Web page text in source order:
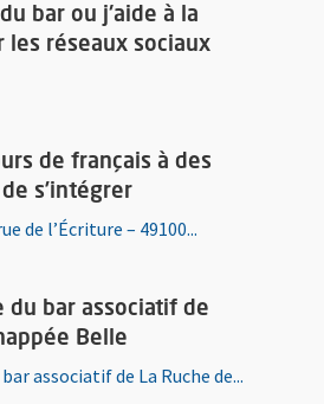
bar ou j'aide à la
les réseaux sociaux
de bénévolat : J'assure le service
de français à des
s’intégrer
de l’Écriture – 49100...
de bénévolat : Je dispense des
du bar associatif de
Belle
associatif de La Ruche de...
de bénévolat : Je participe à la